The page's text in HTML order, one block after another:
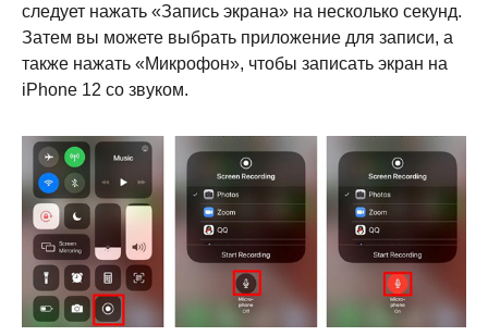
Шаг 2.
следует нажать «Запись экрана» на несколько секунд.
Затем вы можете выбрать приложение для записи, а
также нажать «Микрофон», чтобы записать экран на
iPhone 12 со звуком.